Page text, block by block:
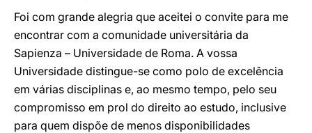
Foi com grande alegria que aceitei o convite para me
encontrar com a comunidade universitária da
Sapienza – Universidade de Roma. A vossa
Universidade distingue-se como polo de excelência
em várias disciplinas e, ao mesmo tempo, pelo seu
compromisso em prol do direito ao estudo, inclusive
para quem dispõe de menos disponibilidades